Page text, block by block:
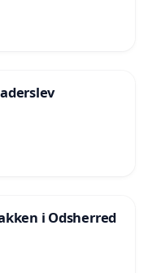
i Odsherred